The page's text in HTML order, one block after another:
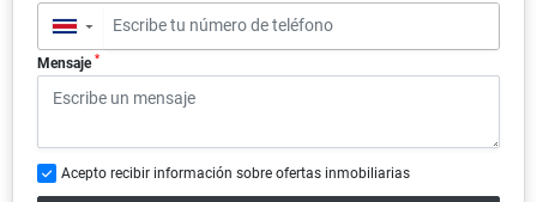
▼
Mensaje *
Acepto recibir información sobre ofertas inmobiliarias